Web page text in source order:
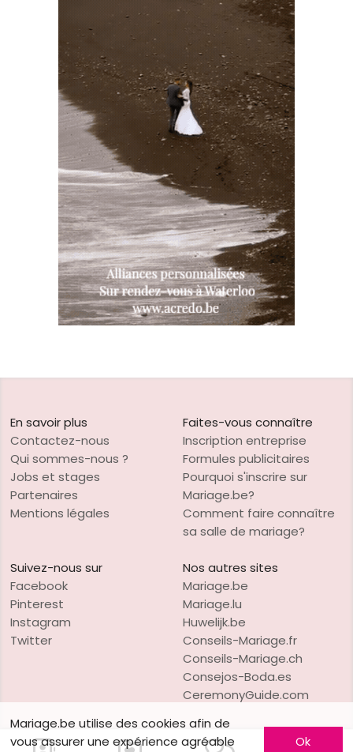
En savoir plus
Contactez-nous
Qui sommes-nous ?
Jobs et stages
Partenaires
Mentions légales
Faites-vous connaître
Inscription entreprise
Formules publicitaires
Pourquoi s'inscrire sur
Mariage.be?
Comment faire connaître
sa salle de mariage?
Suivez-nous sur
Facebook
Pinterest
Instagram
Twitter
Nos autres sites
Mariage.be
Mariage.lu
Huwelijk.be
Conseils-Mariage.fr
Conseils-Mariage.ch
Consejos-Boda.es
CeremonyGuide.com
Mariage.be utilise des cookies afin de
vous assurer une expérience agréable
Ok